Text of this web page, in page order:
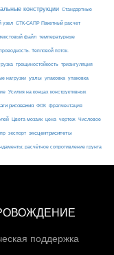
конструкции Стандартные
узел СТК-САПР Пакетный расчет
текстовый файл температурные
Тепловой поток.
трещиностойкость триангуляция
нагрузки узлы упаковка упаковка
Усилия на концах конструктивных
рисования ФОК фрагментация
Цвета мозаик цена чертеж Числовое
экспорт эксцентриситеты
расчётное сопротивление грунта
поддержка